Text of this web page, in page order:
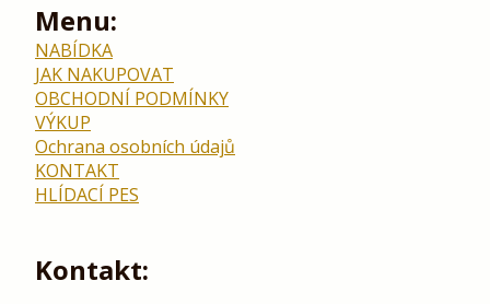
Menu:
NABÍDKA
JAK NAKUPOVAT
OBCHODNÍ PODMÍNKY
VÝKUP
Ochrana osobních údajů
KONTAKT
HLÍDACÍ PES
Kontakt: